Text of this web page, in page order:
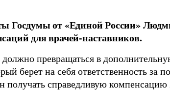
Госдумы от «Единой России»
для врачей-наставников.
должно превращаться в
берет на себя ответственность за
получать справедливую компенсацию